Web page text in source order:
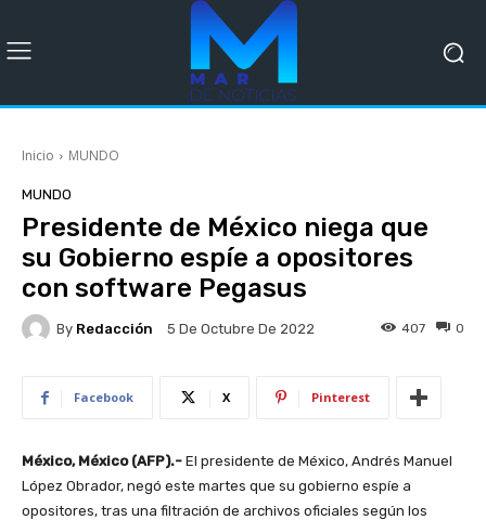
Inicio MUNDO
MUNDO
Presidente de México niega que
su Gobierno espíe a opositores
con software Pegasus
By Redacción 5 De Octubre De 2022 0
407
Facebook X Pinterest
México, México (AFP).- El presidente de México, Andrés Manuel
López Obrador, negó este martes que su gobierno espíe a
opositores, tras una filtración de archivos oficiales según los